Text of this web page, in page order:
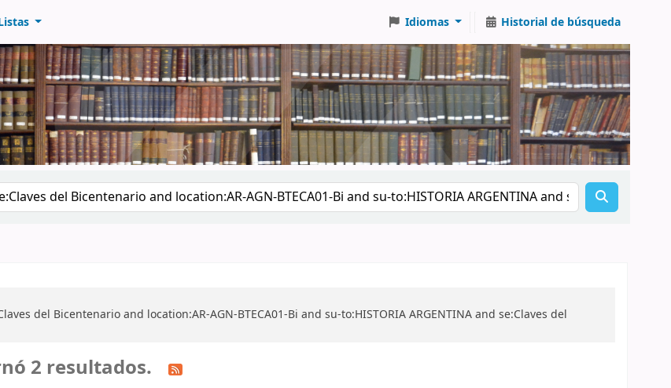
Idiomas Historial de búsqueda
del Bicentenario and location:AR-AGN-BTECA01-Bi and su-to:HISTORIA ARGENTINA and se:Claves del
2 resultados.